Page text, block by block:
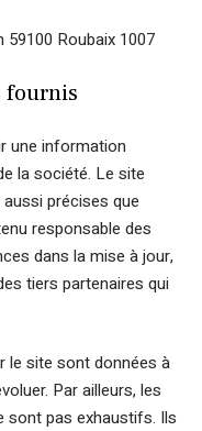
59100 Roubaix 1007
fournis
une information
la société. Le site
précises que
responsable des
dans la mise à jour,
tiers partenaires qui
le site sont données à
Par ailleurs, les
sont pas exhaustifs. Ils